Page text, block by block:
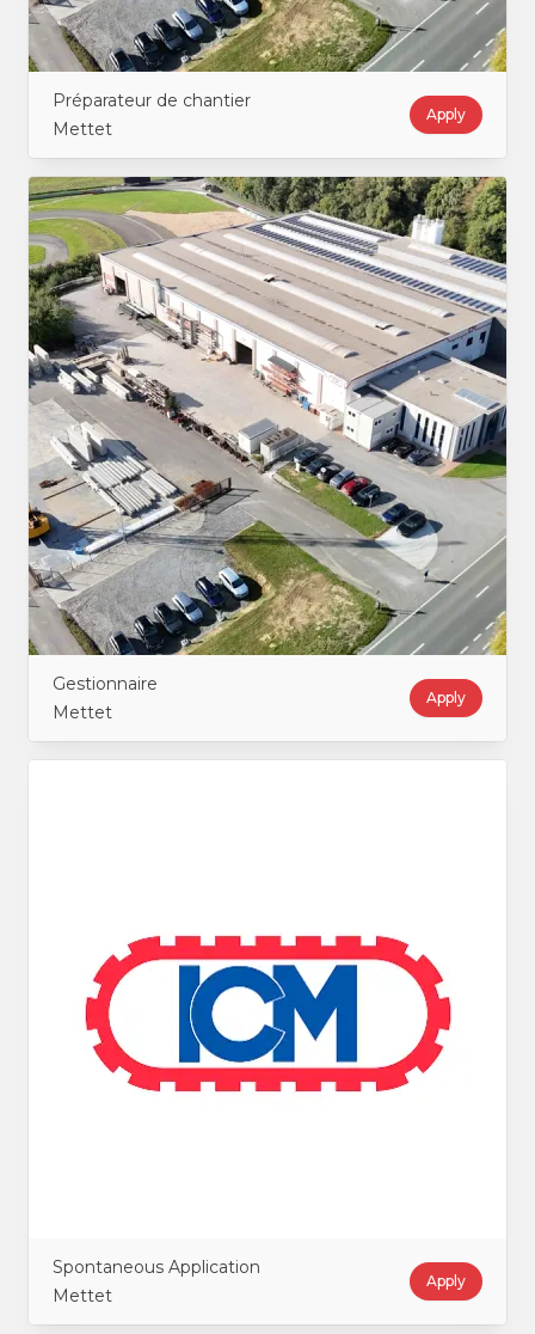
Préparateur de chantier
Mettet
Apply
Gestionnaire
Mettet
Apply
Spontaneous Application
Mettet
Apply